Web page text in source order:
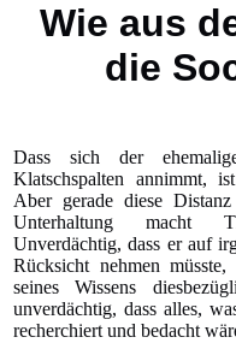
Wie aus
die
Dass sich der
Klatschspalten annimmt,
Aber gerade diese
Unterhaltung macht
Unverdächtig, dass er auf
Rücksicht nehmen
seines Wissens
unverdächtig, dass alles,
recherchiert und bedacht